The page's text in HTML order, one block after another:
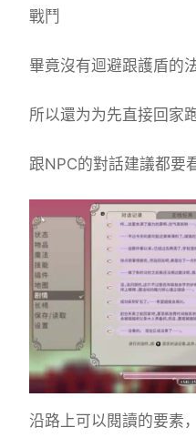
戰鬥
畢竟沒有迴避跟護盾的
所以還为为先直接回家
跟NPC的對話建議都要
沿路上可以閱讀的要素